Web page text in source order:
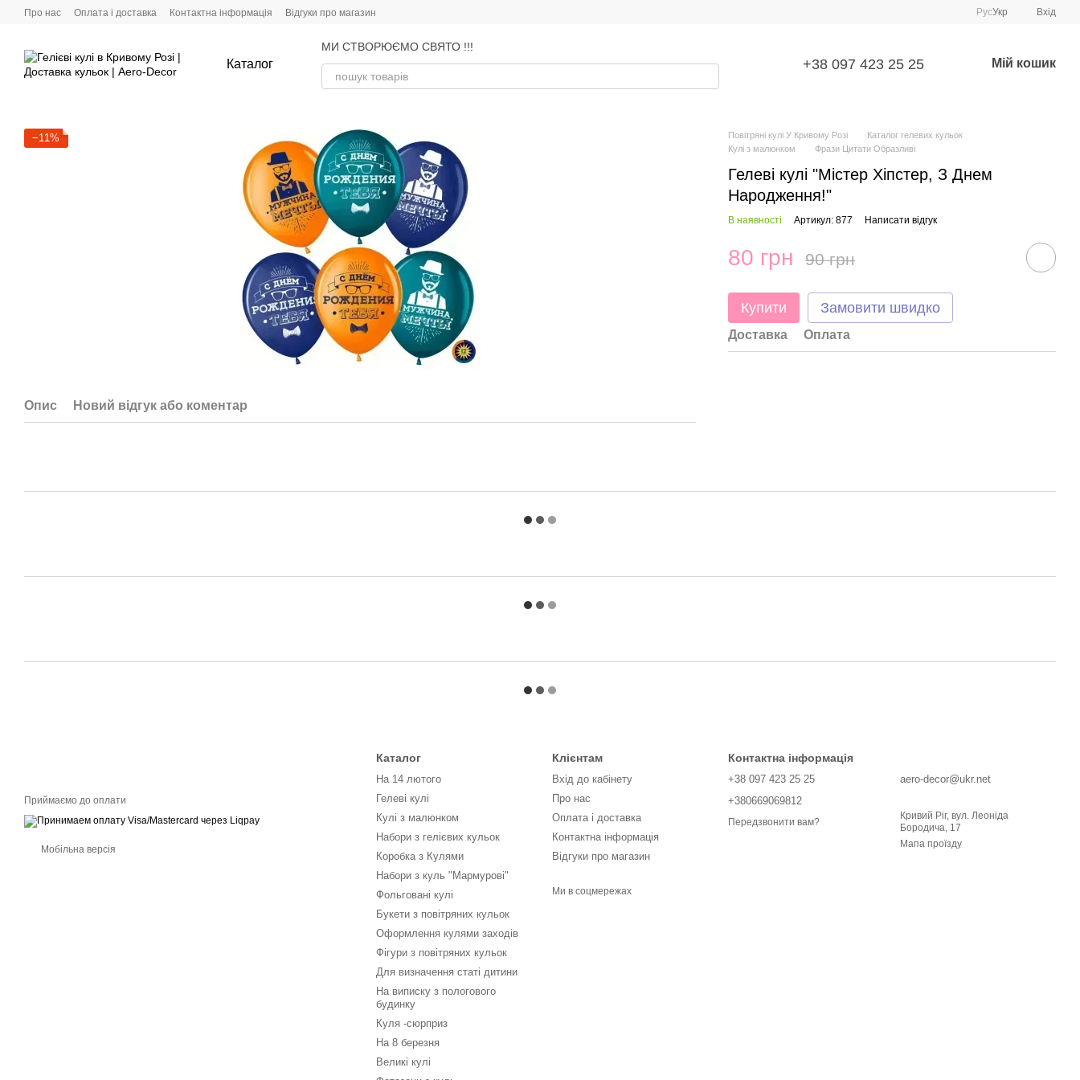
Перейти до основного контенту
Про нас Оплата і доставка Контактна інформація Відгуки про магазин РусУкр Вхід
Каталог
МИ СТВОРЮЄМО СВЯТО !!!
+38 097 423 25 25 Мій кошик
−11%
Опис Новий відгук або коментар
Повітряні кулі У Кривому Розі
Каталог гелевих кульок
Кулі з малюнком
Фрази Цитати Образливі
Гелеві кулі "Містер Хіпстер, З Днем
Народження!"
В наявності Артикул: 877 Написати відгук
80 грн 90 грн
Купити Замовити швидко
Доставка Оплата
Приймаємо до оплати
Мобільна версія
Каталог
На 14 лютого
Гелеві кулі
Кулі з малюнком
Набори з гелієвих кульок
Коробка з Кулями
Набори з куль "Мармурові"
Фольговані кулі
Букети з повітряних кульок
Оформлення кулями заходів
Фігури з повітряних кульок
Для визначення статі дитини
На виписку з пологового
будинку
Куля -сюрприз
На 8 березня
Великі кулі
Клієнтам
Вхід до кабінету
Про нас
Оплата і доставка
Контактна інформація
Відгуки про магазин
Ми в соцмережах
Контактна інформація
+38 097 423 25 25
+380669069812
Передзвонити вам?
aero-decor@ukr.net
Кривий Ріг, вул. Леоніда
Бородича, 17
Мапа проїзду